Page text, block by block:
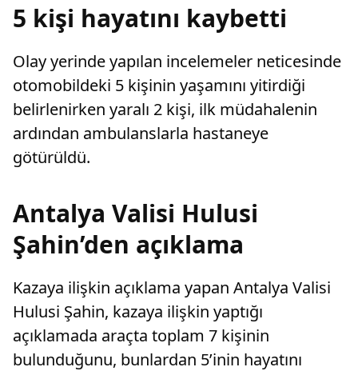
5 kişi hayatını kaybetti
Olay yerinde yapılan incelemeler neticesinde
otomobildeki 5 kişinin yaşamını yitirdiği
belirlenirken yaralı 2 kişi, ilk müdahalenin
ardından ambulanslarla hastaneye
götürüldü.
Antalya Valisi Hulusi
Şahin’den açıklama
Kazaya ilişkin açıklama yapan Antalya Valisi
Hulusi Şahin, kazaya ilişkin yaptığı
açıklamada araçta toplam 7 kişinin
bulunduğunu, bunlardan 5’inin hayatını